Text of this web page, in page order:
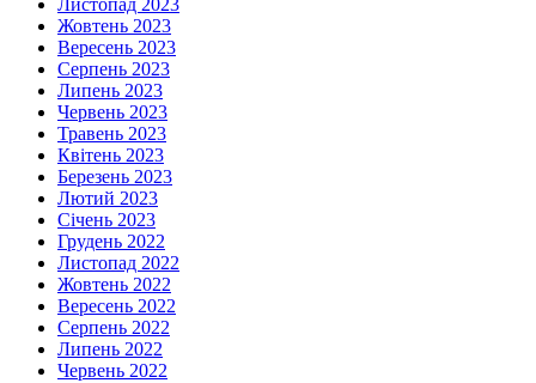
Листопад 2023
Жовтень 2023
Вересень 2023
Серпень 2023
Липень 2023
Червень 2023
Травень 2023
Квітень 2023
Березень 2023
Лютий 2023
Січень 2023
Грудень 2022
Листопад 2022
Жовтень 2022
Вересень 2022
Серпень 2022
Липень 2022
Червень 2022